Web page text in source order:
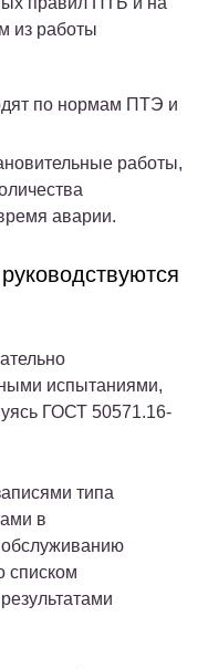
из работы
по нормам ПТЭ и
работы,
аварии.
испытаниями,
ГОСТ 50571.16-
типа
в
списком